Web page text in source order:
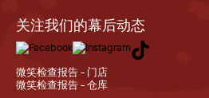
关注我们的幕后动态
微笑检查报告 - 门店
微笑检查报告 - 仓库